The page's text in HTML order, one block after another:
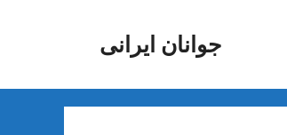
جوانان ایرانی